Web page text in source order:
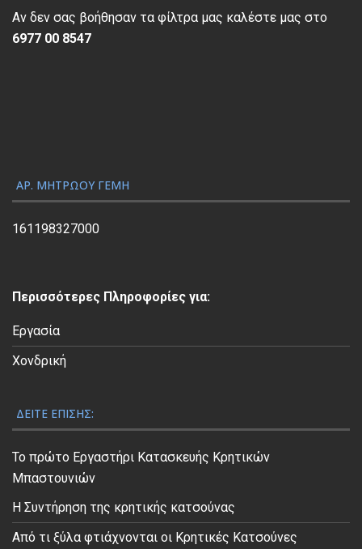
π
α
ς
Β
ί
Αν δεν σας βοήθησαν τα φίλτρα μας καλέστε μας στο
6977 00 8547
ΑΡ. ΜΗΤΡΏΟΥ ΓΕΜΗ
161198327000
Περισσότερες Πληροφορίες για:
Εργασία
Χονδρική
ΔΕΊΤΕ ΕΠΊΣΗΣ:
Το πρώτο Εργαστήρι Κατασκευής Κρητικών
Μπαστουνιών
Η Συντήρηση της κρητικής κατσούνας
Από τι ξύλα φτιάχνονται οι Κρητικές Κατσούνες